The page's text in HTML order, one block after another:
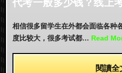
代考一般多少钱？线上
相信很多留学生在外都会面临各种
度比较大，很多考试都… Read
閱讀全